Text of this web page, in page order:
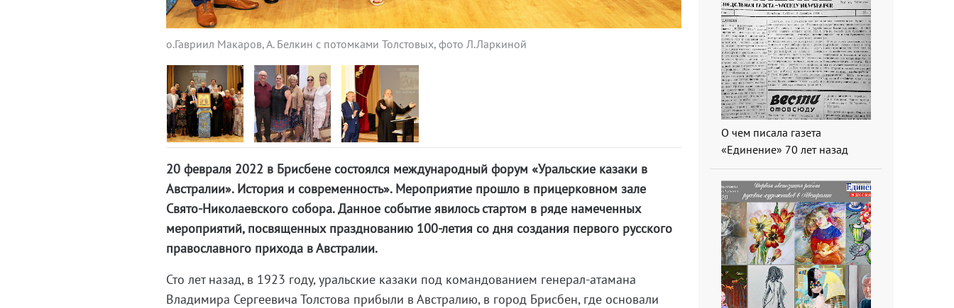
о.Гавриил Макаров, А. Белкин с потомками Толстовых, фото Л.Ларкиной
20 февраля 2022 в Брисбене состоялся международный форум «Уральские казаки в
Австралии». История и современность». Мероприятие прошло в прицерковном зале
Свято-Николаевского собора. Данное событие явилось стартом в ряде намеченных
мероприятий, посвященных празднованию 100-летия со дня создания первого русского
православного прихода в Австралии.
Сто лет назад, в 1923 году, уральские казаки под командованием генерал-атамана
Владимира Сергеевича Толстова прибыли в Австралию, в город Брисбен, где основали
О чем писала газета
«Единение» 70 лет назад